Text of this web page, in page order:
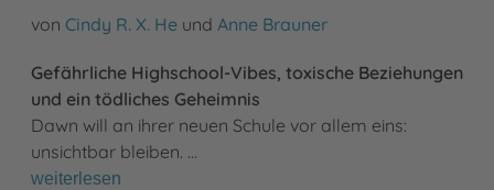
von Cindy R. X. He und Anne Brauner
Gefährliche Highschool-Vibes, toxische Beziehungen
und ein tödliches Geheimnis
Dawn will an ihrer neuen Schule vor allem eins:
unsichtbar bleiben. …
weiterlesen